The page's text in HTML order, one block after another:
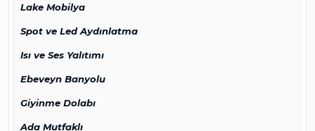
Lake Mobilya
Spot ve Led Aydınlatma
Isı ve Ses Yalıtımı
Ebeveyn Banyolu
Giyinme Dolabı
Ada Mutfaklı